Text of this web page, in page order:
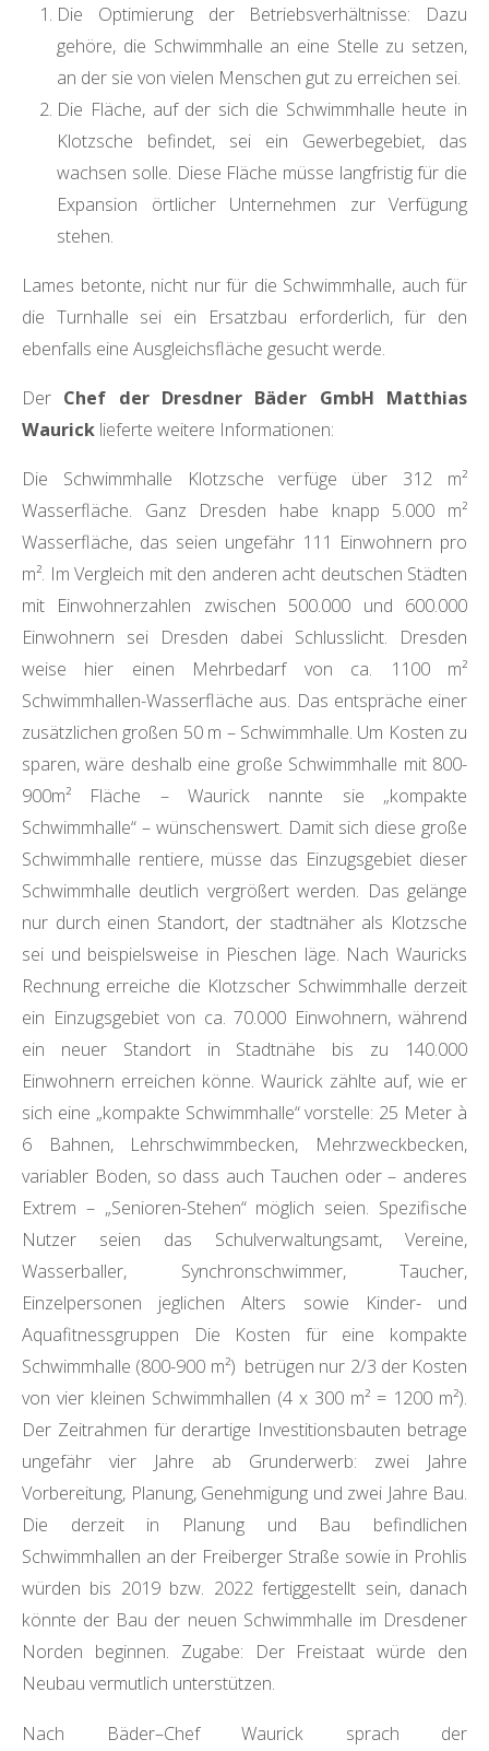
Die Optimierung der Betriebsverhältnisse: Dazu
gehöre, die Schwimmhalle an eine Stelle zu setzen,
an der sie von vielen Menschen gut zu erreichen sei.
Die Fläche, auf der sich die Schwimmhalle heute in
Klotzsche befindet, sei ein Gewerbegebiet, das
wachsen solle. Diese Fläche müsse langfristig für die
Expansion örtlicher Unternehmen zur Verfügung
stehen.
Lames betonte, nicht nur für die Schwimmhalle, auch für
die Turnhalle sei ein Ersatzbau erforderlich, für den
ebenfalls eine Ausgleichsfläche gesucht werde.
Der Chef der Dresdner Bäder GmbH Matthias
Waurick lieferte weitere Informationen:
Die Schwimmhalle Klotzsche verfüge über 312 m²
Wasserfläche. Ganz Dresden habe knapp 5.000 m²
Wasserfläche, das seien ungefähr 111 Einwohnern pro
m². Im Vergleich mit den anderen acht deutschen Städten
mit Einwohnerzahlen zwischen 500.000 und 600.000
Einwohnern sei Dresden dabei Schlusslicht. Dresden
weise hier einen Mehrbedarf von ca. 1100 m²
Schwimmhallen-Wasserfläche aus. Das entspräche einer
zusätzlichen großen 50 m – Schwimmhalle. Um Kosten zu
sparen, wäre deshalb eine große Schwimmhalle mit 800-
900m² Fläche – Waurick nannte sie „kompakte
Schwimmhalle“ – wünschenswert. Damit sich diese große
Schwimmhalle rentiere, müsse das Einzugsgebiet dieser
Schwimmhalle deutlich vergrößert werden. Das gelänge
nur durch einen Standort, der stadtnäher als Klotzsche
sei und beispielsweise in Pieschen läge. Nach Wauricks
Rechnung erreiche die Klotzscher Schwimmhalle derzeit
ein Einzugsgebiet von ca. 70.000 Einwohnern, während
ein neuer Standort in Stadtnähe bis zu 140.000
Einwohnern erreichen könne. Waurick zählte auf, wie er
sich eine „kompakte Schwimmhalle“ vorstelle: 25 Meter à
6 Bahnen, Lehrschwimmbecken, Mehrzweckbecken,
variabler Boden, so dass auch Tauchen oder – anderes
Extrem – „Senioren-Stehen“ möglich seien. Spezifische
Nutzer seien das Schulverwaltungsamt, Vereine,
Wasserballer, Synchronschwimmer, Taucher,
Einzelpersonen jeglichen Alters sowie Kinder- und
Aquafitnessgruppen Die Kosten für eine kompakte
Schwimmhalle (800-900 m²) betrügen nur 2/3 der Kosten
von vier kleinen Schwimmhallen (4 x 300 m² = 1200 m²).
Der Zeitrahmen für derartige Investitionsbauten betrage
ungefähr vier Jahre ab Grunderwerb: zwei Jahre
Vorbereitung, Planung, Genehmigung und zwei Jahre Bau.
Die derzeit in Planung und Bau befindlichen
Schwimmhallen an der Freiberger Straße sowie in Prohlis
würden bis 2019 bzw. 2022 fertiggestellt sein, danach
könnte der Bau der neuen Schwimmhalle im Dresdener
Norden beginnen. Zugabe: Der Freistaat würde den
Neubau vermutlich unterstützen.
Nach Bäder–Chef Waurick sprach der